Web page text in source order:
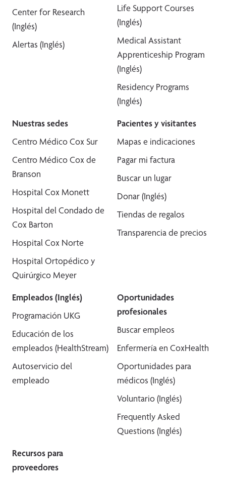
Center for Research
(Inglés)
Alertas (Inglés)
Life Support Courses
(Inglés)
Medical Assistant
Apprenticeship Program
(Inglés)
Residency Programs
(Inglés)
Nuestras sedes
Centro Médico Cox Sur
Centro Médico Cox de
Branson
Hospital Cox Monett
Hospital del Condado de
Cox Barton
Hospital Cox Norte
Hospital Ortopédico y
Quirúrgico Meyer
Pacientes y visitantes
Mapas e indicaciones
Pagar mi factura
Buscar un lugar
Donar (Inglés)
Tiendas de regalos
Transparencia de precios
Empleados (Inglés)
Programación UKG
Educación de los
empleados (HealthStream)
Autoservicio del
empleado
Oportunidades
profesionales
Buscar empleos
Enfermería en CoxHealth
Oportunidades para
médicos (Inglés)
Voluntario (Inglés)
Frequently Asked
Questions (Inglés)
Recursos para
proveedores